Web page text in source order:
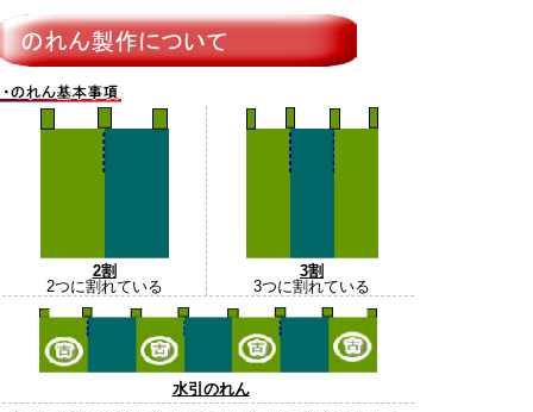
2割
2つに割れている
3割
3つに割れている
水引のれん